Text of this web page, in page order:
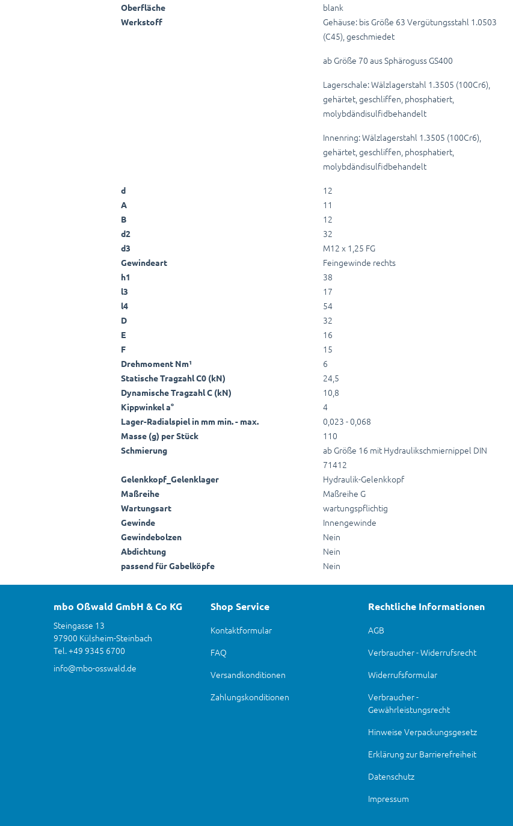
Oberfläche blank
Werkstoff
Gehäuse: bis Größe 63 Vergütungsstahl 1.0503
(C45), geschmiedet
ab Größe 70 aus Sphäroguss GS400
Lagerschale: Wälzlagerstahl 1.3505 (100Cr6),
gehärtet, geschliffen, phosphatiert,
molybdändisulfidbehandelt
Innenring: Wälzlagerstahl 1.3505 (100Cr6),
gehärtet, geschliffen, phosphatiert,
molybdändisulfidbehandelt
d 12
A 11
B 12
d2 32
d3 M12 x 1,25 FG
Gewindeart Feingewinde rechts
h1 38
l3 17
l4 54
D 32
E 16
F 15
Drehmoment Nm¹ 6
Statische Tragzahl C0 (kN) 24,5
Dynamische Tragzahl C (kN) 10,8
Kippwinkel a° 4
Lager-Radialspiel in mm min. - max. 0,023 - 0,068
Masse (g) per Stück 110
Schmierung
ab Größe 16 mit Hydraulikschmiernippel DIN
71412
Gelenkkopf_Gelenklager Hydraulik-Gelenkkopf
Maßreihe Maßreihe G
Wartungsart wartungspflichtig
Gewinde Innengewinde
Gewindebolzen Nein
Abdichtung Nein
passend für Gabelköpfe Nein
mbo Oßwald GmbH & Co KG
Steingasse 13
97900 Külsheim-Steinbach
Tel. +49 9345 6700
info@mbo-osswald.de
Shop Service
Kontaktformular
FAQ
Versandkonditionen
Zahlungskonditionen
Rechtliche Informationen
AGB
Verbraucher - Widerrufsrecht
Widerrufsformular
Verbraucher -
Gewährleistungsrecht
Hinweise Verpackungsgesetz
Erklärung zur Barrierefreiheit
Datenschutz
Impressum